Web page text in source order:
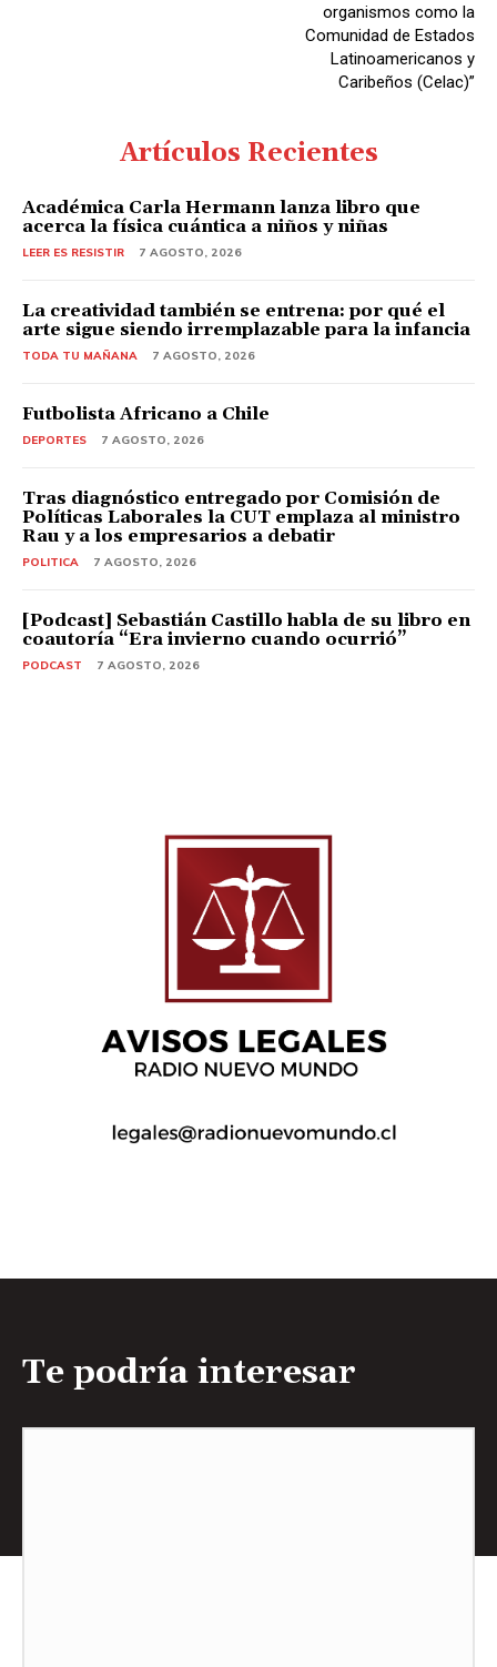
organismos como la
Comunidad de Estados
Latinoamericanos y
Caribeños (Celac)”
Artículos Recientes
Académica Carla Hermann lanza libro que
acerca la física cuántica a niños y niñas
LEER ES RESISTIR 7 AGOSTO, 2026
La creatividad también se entrena: por qué el
arte sigue siendo irremplazable para la infancia
TODA TU MAÑANA 7 AGOSTO, 2026
Futbolista Africano a Chile
DEPORTES 7 AGOSTO, 2026
Tras diagnóstico entregado por Comisión de
Políticas Laborales la CUT emplaza al ministro
Rau y a los empresarios a debatir
POLITICA 7 AGOSTO, 2026
[Podcast] Sebastián Castillo habla de su libro en
coautoría “Era invierno cuando ocurrió”
PODCAST 7 AGOSTO, 2026
Te podría interesar